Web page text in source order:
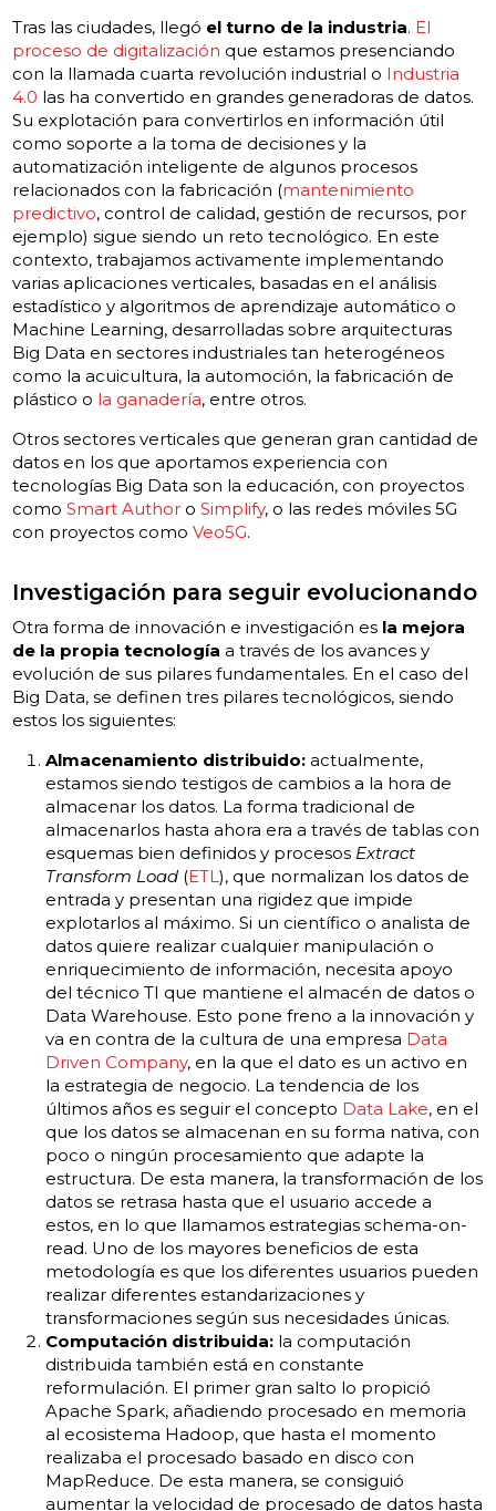
Tras las ciudades, llegó el turno de la industria. El
proceso de digitalización que estamos presenciando
con la llamada cuarta revolución industrial o Industria
4.0 las ha convertido en grandes generadoras de datos.
Su explotación para convertirlos en información útil
como soporte a la toma de decisiones y la
automatización inteligente de algunos procesos
relacionados con la fabricación (mantenimiento
predictivo, control de calidad, gestión de recursos, por
ejemplo) sigue siendo un reto tecnológico. En este
contexto, trabajamos activamente implementando
varias aplicaciones verticales, basadas en el análisis
estadístico y algoritmos de aprendizaje automático o
Machine Learning, desarrolladas sobre arquitecturas
Big Data en sectores industriales tan heterogéneos
como la acuicultura, la automoción, la fabricación de
plástico o la ganadería, entre otros.
Otros sectores verticales que generan gran cantidad de
datos en los que aportamos experiencia con
tecnologías Big Data son la educación, con proyectos
comoSmart Author oSimplify, o las redes móviles 5G
con proyectos comoVeo5G.
Investigación para seguir evolucionando
Otra forma de innovación e investigación es la mejora
de la propia tecnología a través de los avances y
evolución de sus pilares fundamentales. En el caso del
Big Data, se definen tres pilares tecnológicos, siendo
estos los siguientes:
Almacenamiento distribuido:actualmente,
estamos siendo testigos de cambios a la hora de
almacenar los datos. La forma tradicional de
almacenarlos hasta ahora era a través de tablas con
esquemas bien definidos y procesos Extract
Transform Load (ETL), que normalizan los datos de
entrada y presentan una rigidez que impide
explotarlos al máximo. Si un científico o analista de
datos quiere realizar cualquier manipulación o
enriquecimiento de información, necesita apoyo
del técnico TI que mantiene el almacén de datos o
Data Warehouse. Esto pone freno a la innovación y
va en contra de la cultura de una empresa Data
Driven Company, en la que el dato es un activo en
la estrategia de negocio. La tendencia de los
últimos años es seguir el concepto Data Lake, en el
que los datos se almacenan en su forma nativa, con
poco o ningún procesamiento que adapte la
estructura. De esta manera, la transformación de los
datos se retrasa hasta que el usuario accede a
estos, en lo que llamamos estrategias schema-on-
read. Uno de los mayores beneficios de esta
metodología es que los diferentes usuarios pueden
realizar diferentes estandarizaciones y
transformaciones según sus necesidades únicas.
Computación distribuida: la computación
distribuida también está en constante
reformulación. El primer gran salto lo propició
Apache Spark, añadiendo procesado en memoria
al ecosistema Hadoop, que hasta el momento
realizaba el procesado basado en disco con
MapReduce. De esta manera, se consiguió
aumentar la velocidad de procesado de datos hasta